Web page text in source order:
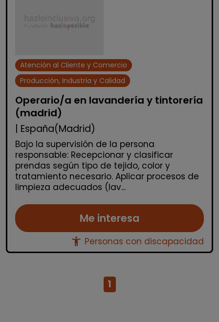
Atención al Cliente y Comercio
Producción, Industria y Calidad
Operario/a en lavandería y tintorería
(madrid)
| España(Madrid)
Bajo la supervisión de la persona
responsable: Recepcionar y clasificar
prendas según tipo de tejido, color y
tratamiento necesario. Aplicar procesos de
limpieza adecuados (lav...
Me interesa
accessibility_new Personas con discapacidad
1